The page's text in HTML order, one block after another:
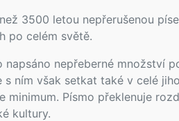
3500 letou nepřerušenou
po celém světě.
napsáno nepřeberné množství
s ním však setkat také v celé
minimum. Písmo překlenuje
kultury.